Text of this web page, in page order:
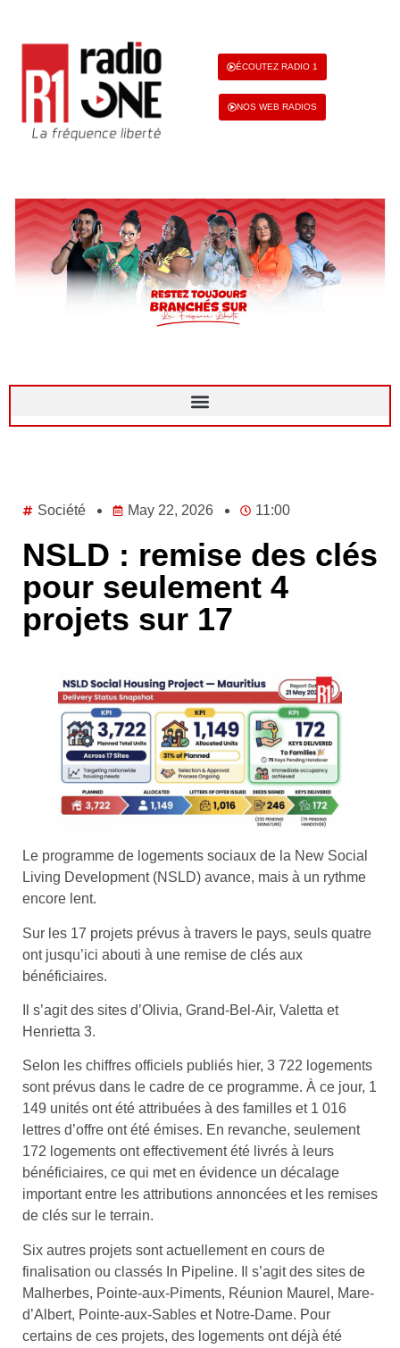
ÉCOUTEZ RADIO 1
NOS WEB RADIOS
Société May 22, 2026 11:00
NSLD : remise des clés
pour seulement 4
projets sur 17
Le programme de logements sociaux de la New Social
Living Development (NSLD) avance, mais à un rythme
encore lent.
Sur les 17 projets prévus à travers le pays, seuls quatre
ont jusqu’ici abouti à une remise de clés aux
bénéficiaires.
Il s’agit des sites d’Olivia, Grand-Bel-Air, Valetta et
Henrietta 3.
Selon les chiffres officiels publiés hier, 3 722 logements
sont prévus dans le cadre de ce programme. À ce jour, 1
149 unités ont été attribuées à des familles et 1 016
lettres d’offre ont été émises. En revanche, seulement
172 logements ont effectivement été livrés à leurs
bénéficiaires, ce qui met en évidence un décalage
important entre les attributions annoncées et les remises
de clés sur le terrain.
Six autres projets sont actuellement en cours de
finalisation ou classés In Pipeline. Il s’agit des sites de
Malherbes, Pointe-aux-Piments, Réunion Maurel, Mare-
d’Albert, Pointe-aux-Sables et Notre-Dame. Pour
certains de ces projets, des logements ont déjà été